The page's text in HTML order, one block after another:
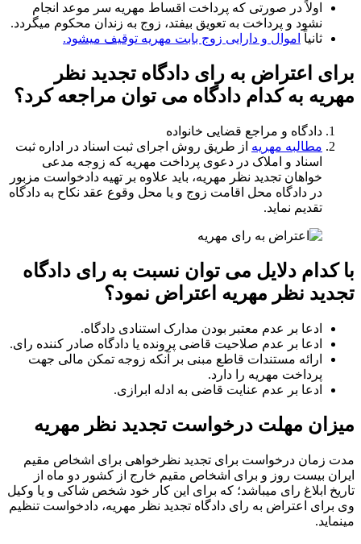
اولاً در صورتی که پرداخت اقساط مهریه سر موعد انجام
نشود و پرداخت به تعویق بیفتد، زوج به زندان محکوم میگردد.
ثانیاً اموال و دارایی زوج بابت مهریه توقیف میشود.
برای اعتراض به رای دادگاه تجدید نظر
مهریه به کدام دادگاه می توان مراجعه کرد؟
دادگاه و مراجع قضایی خانواده
مطالبه مهریه از طریق روش اجرای ثبت اسناد در اداره ثبت
اسناد و املاک در دعوی پرداخت مهریه که زوجه مدعی
خواهان تجدید نظر مهریه، باید علاوه بر تهیه دادخواست مزبور
در دادگاه محل اقامت زوج و یا محل وقوع عقد نکاح به دادگاه
تقدیم نماید.
با کدام دلایل می توان نسبت به رای دادگاه
تجدید نظر مهریه اعتراض نمود؟
ادعا بر عدم معتبر بودن مدارک استنادی دادگاه.
ادعا بر عدم صلاحیت قاضی پرونده یا دادگاه صادر کننده رای.
ارائه مستندات قاطع مبنی بر آنکه زوجه تمکن مالی جهت
پرداخت مهریه را دارد.
ادعا بر عدم عنایت قاضی به ادله ابرازی.
میزان مهلت درخواست تجدید نظر مهریه
مدت زمان درخواست برای تجدید نظرخواهی برای اشخاص مقیم
ایران بیست روز و برای اشخاص مقیم خارج از کشور دو ماه از
تاریخ ابلاغ رای میباشد؛ که برای این کار خود شخص شاکی و یا وکیل
وی برای اعتراض به رای دادگاه تجدید نظر مهریه، دادخواست تنظیم
مینماید.